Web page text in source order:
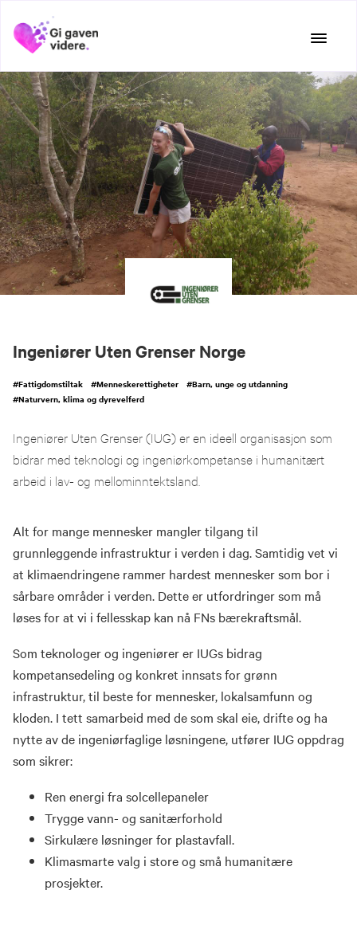
#Fattigdomstiltak #Menneskerettigheter #Barn, unge og utdanning
#Naturvern, klima og dyrevelferd
Ingeniører Uten Grenser Norge
Ingeniører Uten Grenser (IUG) er en ideell organisasjon som
bidrar med teknologi og ingeniørkompetanse i humanitært
arbeid i lav- og mellominntektsland.
Alt for mange mennesker mangler tilgang til
grunnleggende infrastruktur i verden i dag. Samtidig vet vi
at klimaendringene rammer hardest mennesker som bor i
sårbare områder i verden. Dette er utfordringer som må
løses for at vi i fellesskap kan nå FNs bærekraftsmål.
Som teknologer og ingeniører er IUGs bidrag
kompetansedeling og konkret innsats for grønn
infrastruktur, til beste for mennesker, lokalsamfunn og
kloden. I tett samarbeid med de som skal eie, drifte og ha
nytte av de ingeniørfaglige løsningene, utfører IUG oppdrag
som sikrer:
Ren energi fra solcellepaneler
Trygge vann- og sanitærforhold
Sirkulære løsninger for plastavfall.
Klimasmarte valg i store og små humanitære
prosjekter.